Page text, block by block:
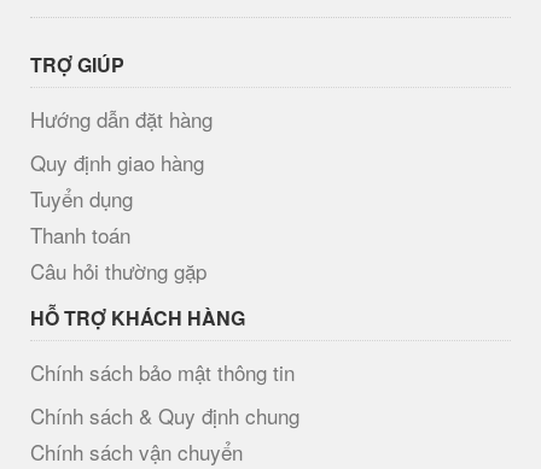
TRỢ GIÚP
Hướng dẫn đặt hàng
Quy định giao hàng
Tuyển dụng
Thanh toán
Câu hỏi thường gặp
HỖ TRỢ KHÁCH HÀNG
Chính sách bảo mật thông tin
Chính sách & Quy định chung
Chính sách vận chuyển